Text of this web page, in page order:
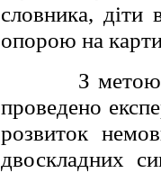
словника, діти
опорою на
З метою
проведено
розвиток
двоскладних